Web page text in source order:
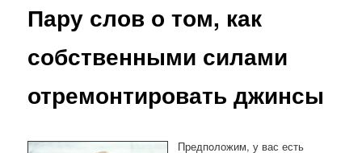
Пару слов о том, как
собственными силами
отремонтировать джинсы
Предпοложим, у вас есть